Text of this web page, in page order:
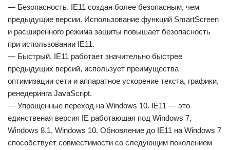
— Безопасность. IE11 создан более безопасным, чем
предыдущие версии. Использование функций SmartScreen
и расширенного режима защиты повышает безопасность
при использовании IE11.
— Быстрый. IE11 работает значительно быстрее
предыдущих версий, использует преимущества
оптимизации сети и аппаратное ускорение текста, графики,
ренедеринга JavaScript.
— Упрощенные переход на Windows 10. IE11 — это
единственая версия IE работающая под Windows 7,
Windows 8.1, Windows 10. Обновление до IE11 на Windows 7
способствует совместимости со следующим поколением